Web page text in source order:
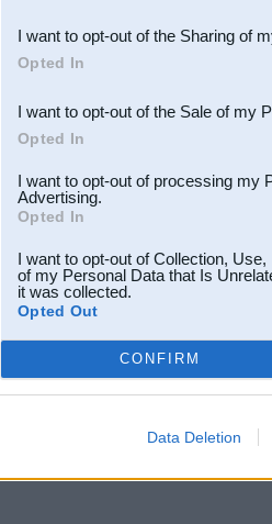
Downstream Participants
third parties.
I want to opt-out of the Sharing of
Opted In
I want to opt-out of the Sale of my
Opted In
I want to opt-out of processing my
Advertising.
Opted In
I want to opt-out of Collection,
of my Personal Data that Is
it was collected.
Opted Out
CONFIRM
Data Deletion